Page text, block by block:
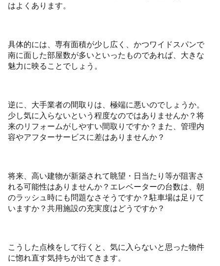
はよくあります。
具体的には、専有面積が少し広く、かつワイドスパンで
南に面した部屋数が多いといったものであれば、大きな
魅力に映ることでしょう。
逆に、大手業者の間取りは、極端に悪いのでしょうか。
少し気に入らないという程度なのではありませんか？将
来のリフォームがしやすい間取りですか？また、管理内
容やアフターサービスに差はありませんか？
将来、高い建物が新築されて眺望・日当たり等が阻害さ
れる可能性はありませんか？エレベーターの台数は、朝
のラッシュ時にも問題なさそうですか？駐車場は足りて
いますか？共用施設の充実度はどうですか？
こうした点検をして行くと、気に入らないと思った物件
に惚れ直す気持ちが出てきます。